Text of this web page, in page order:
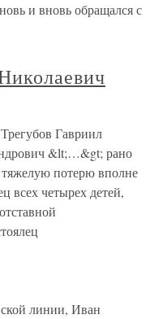
и вновь обращался с
Гавриил
&lt;…&gt; рано
потерю вполне
всех четырех детей,
линии, Иван